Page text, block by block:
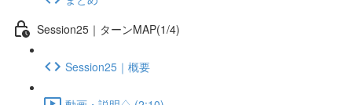
Session25｜ターンMAP(1/4)
Session25｜概要